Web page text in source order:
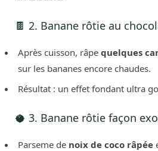
🍫 2. Banane rôtie au
Après cuisson, râpe quelques
sur les bananes encore chaudes.
Résultat : un effet fondant ultra
🥥 3. Banane rôtie façon
Parseme de noix de coco râpée